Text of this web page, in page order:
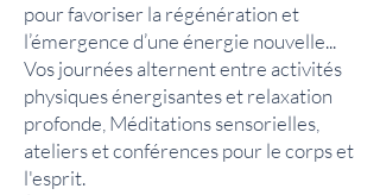
pour favoriser la régénération et
l’émergence d’une énergie nouvelle...
Vos journées alternent entre activités
physiques énergisantes et relaxation
profonde, Méditations sensorielles,
ateliers et conférences pour le corps et
l'esprit.